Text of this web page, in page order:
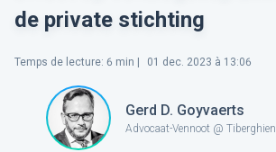
de private stichting
Temps de lecture: 6 min | 01 dec. 2023 à 13:06
Gerd D. Goyvaerts
Advocaat-Vennoot @ Tiberghien